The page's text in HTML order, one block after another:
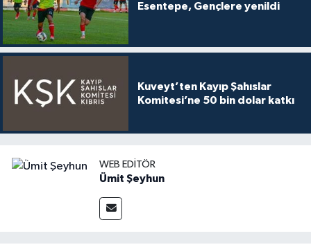
Esentepe, Gençlere yenildi
Kuveyt’ten Kayıp Şahıslar
Komitesi’ne 50 bin dolar katkı
WEB EDITÖR
Ümit Şeyhun